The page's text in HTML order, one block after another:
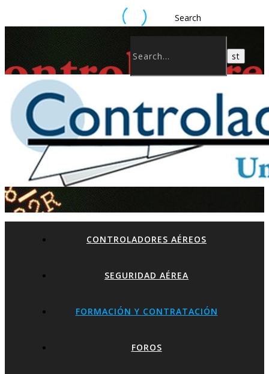
Search
CONTROLADORES AÉREOS
SEGURIDAD AÉREA
FORMACIÓN Y CONTRATACIÓN
FOROS